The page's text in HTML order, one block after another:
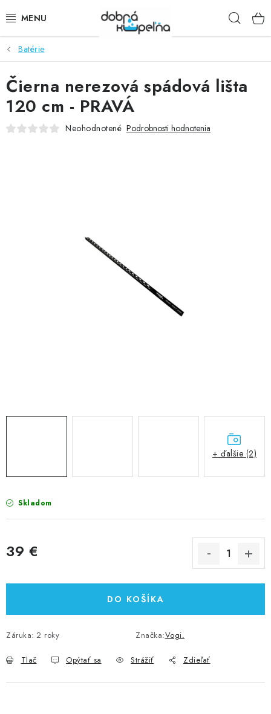
na
SPRCHOVÉ KÚTY
SPRCHOVÉ DVERE
BATÉRIE
PRÍSLUŠENSTVO K SPRCHOVÝM KÚTOM A
Batérie
Skladom
39 €
DO KOŠÍKA
Záruka: 2 roky Značka:Vogi.
Tlač Opýtať sa Strážiť Zdieľať
Čierna nerezová spádová lišta
120 cm - PRAVÁ
Neohodnotené Podrobnosti hodnotenia
+ ďalšie (2)